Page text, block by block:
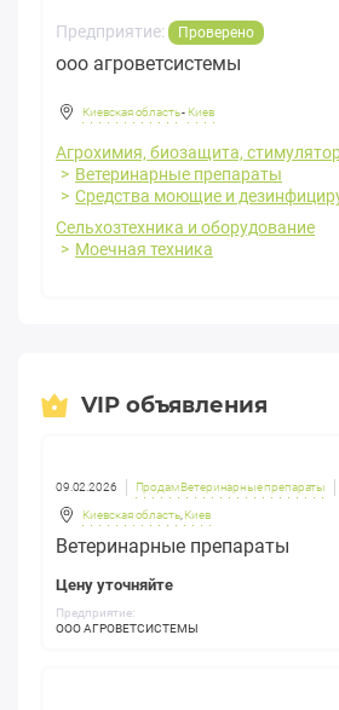
Предприятие: Проверено
ооо агроветсистемы
Киевская область- Киев
Агрохимия, биозащита,
Ветеринарные препараты
Средства моющие и
Сельхозтехника и оборудование
Моечная техника
VIP объявления
09.02.2026 Продам Ветеринарные препараты
Киевская область, Киев
Ветеринарные препараты
Цену уточняйте
Предприятие:
ООО АГРОВЕТСИСТЕМЫ